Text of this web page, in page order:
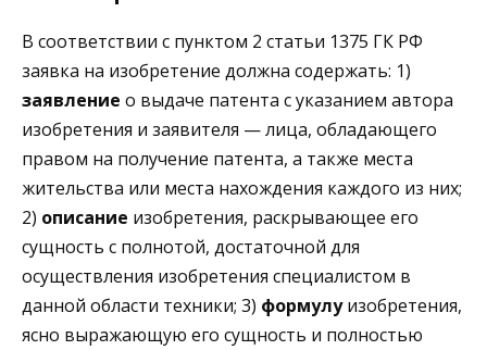
В соответствии с пунктом 2 статьи 1375 ГК РФ
заявка на изобретение должна содержать: 1)
заявление о выдаче патента с указанием автора
изобретения и заявителя — лица, обладающего
правом на получение патента, а также места
жительства или места нахождения каждого из них;
2) описание изобретения, раскрывающее его
сущность с полнотой, достаточной для
осуществления изобретения специалистом в
данной области техники; 3) формулуизобретения,
ясно выражающую его сущность и полностью